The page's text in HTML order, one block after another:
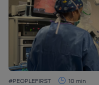
#PEOPLEFIRST 10 min